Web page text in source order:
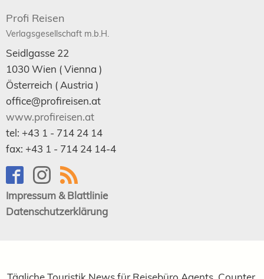
Profi Reisen
Verlagsgesellschaft m.b.H.
Seidlgasse 22
1030Wien ( Vienna )
Österreich ( Austria )
office@profireisen.at
www.profireisen.at
tel: +43 1 - 714 24 14
fax: +43 1 - 714 24 14-4
Impressum & Blattlinie
Datenschutzerklärung